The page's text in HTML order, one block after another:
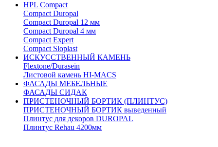
HPL Compact
Compact Duropal
Compact Duropal 12 мм
Compact Duropal 4 мм
Compact Expert
Compact Sloplast
ИСКУССТВЕННЫЙ КАМЕНЬ
Flextone/Durasein
Листовой камень HI-MACS
ФАСАДЫ МЕБЕЛЬНЫЕ
ФАСАДЫ СИДАК
ПРИСТЕНОЧНЫЙ БОРТИК (ПЛИНТУС)
ПРИСТЕНОЧНЫЙ БОРТИК выведенный
Плинтус для декоров DUROPAL
Плинтус Rehau 4200мм